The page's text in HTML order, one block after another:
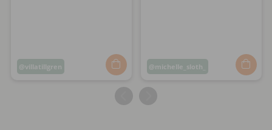
Opslag
villatillgren
Opslag
michelle_sloth_